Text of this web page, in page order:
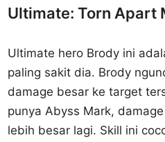
Ultimate: Torn Apart
Ultimate hero Brody ini
paling sakit dia. Brody
damage besar ke target
punya Abyss Mark,
lebih besar lagi. Skill ini